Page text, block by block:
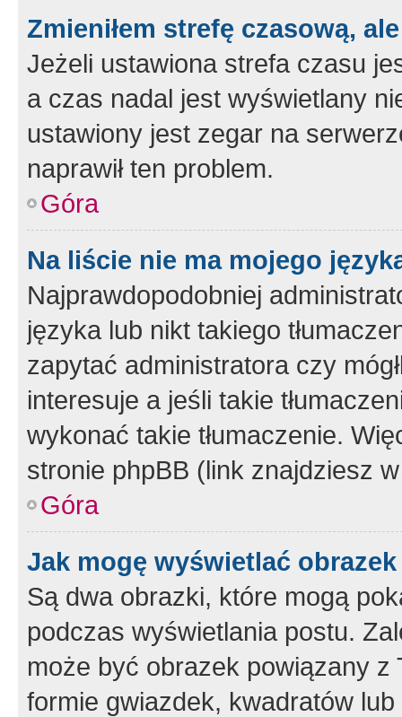
Zmieniłem strefę czasową,
Jeżeli ustawiona strefa czasu
a czas nadal jest wyświetlany
ustawiony jest zegar na
naprawił ten problem.
Góra
Na liście nie ma mojego
Najprawdopodobniej
języka lub nikt takiego
zapytać administratora czy
interesuje a jeśli takie
wykonać takie tłumaczenie.
stronie phpBB (link znajdziesz
Góra
Jak mogę wyświetlać
Są dwa obrazki, które mogą
podczas wyświetlania postu.
może być obrazek powiązany z
formie gwiazdek, kwadratów